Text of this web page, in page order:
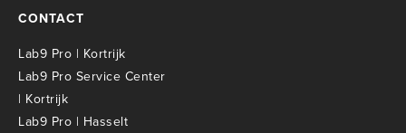
CONTACT
Lab9 Pro | Kortrijk
Lab9 Pro Service Center
| Kortrijk
Lab9 Pro | Hasselt